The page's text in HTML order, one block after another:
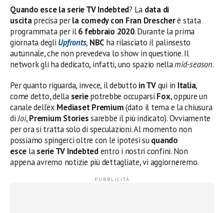
Quando esce la serie TV Indebted? La data di
uscitaprecisa perla comedy con Fran Drescherè stata
programmata per il6 febbraio 2020. Durante la prima
giornata degli Upfronts, NBC ha rilasciato il palinsesto
autunnale, che non prevedeva lo show in questione. Il
network gli ha dedicato, infatti, uno spazio nellamid-season.
Per quanto riguarda, invece, il debutto in TVqui in Italia,
come detto, della seriepotrebbe occuparsi Fox, oppure un
canale dell’ex Mediaset Premium(dato il tema e la chiusura
diJoi,Premium Storiessarebbe il più indicato). Ovviamente
per ora si tratta solo di speculazioni. Al momento non
possiamo spingerci oltre con le ipotesi suquando
esce laserie TV Indebtedentro i nostri confini. Non
appena avremo notizie più dettagliate, vi aggiorneremo.